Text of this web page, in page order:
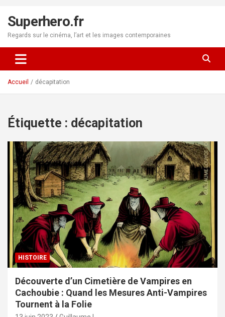
contenu
Superhero.fr
Regards sur le cinéma, l’art et les images contemporaines
Accueil décapitation
Étiquette : décapitation
HISTOIRE
Découverte d’un Cimetière de Vampires en
Cachoubie : Quand les Mesures Anti-Vampires
Tournent à la Folie